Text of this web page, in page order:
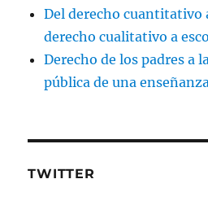
Del derecho cuantitativo
derecho cualitativo a
Derecho de los padres a
pública de una
TWITTER